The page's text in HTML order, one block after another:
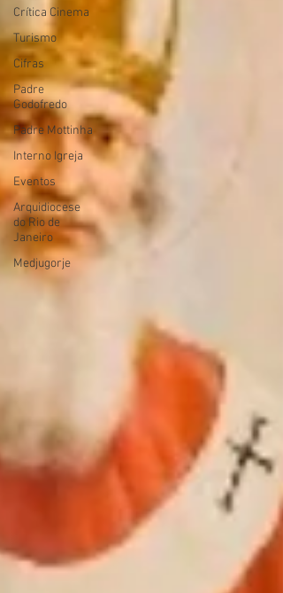
Crítica Cinema
Turismo
Cifras
Padre
Godofredo
Padre Mottinha
Interno Igreja
Eventos
Arquidiocese
do Rio de
Janeiro
Medjugorje